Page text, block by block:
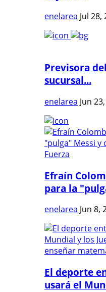
enelarea Jul 28,
Previsora
sucursal...
enelarea Jun
Efraín
para la
enelarea Jun 8,
El deporte
usará el